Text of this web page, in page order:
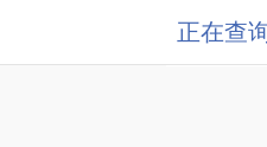
正在查